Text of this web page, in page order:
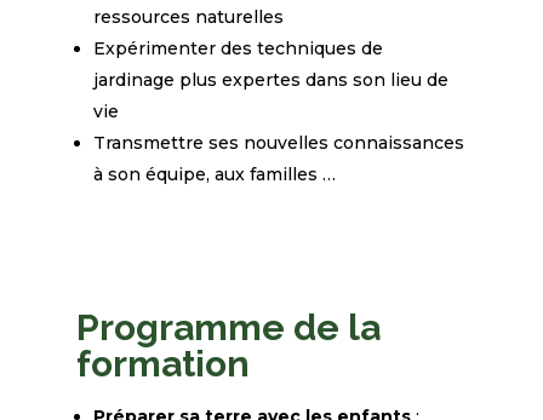
ressources naturelles
Expérimenter des techniques de
jardinage plus expertes dans son lieu de
vie
Transmettre ses nouvelles connaissances
à son équipe, aux familles …
Programme de la
formation